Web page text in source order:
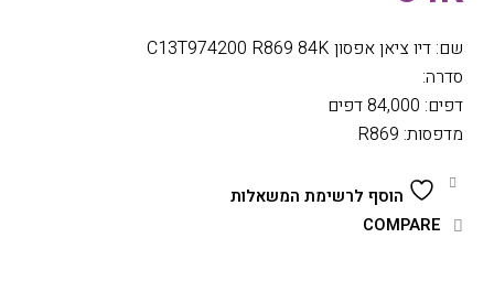
שם: דיו ציאן אפסון C13T974200 R869 84K
סדרה:
דפים: 84,000 דפים
מדפסות: R869
הוסף לרשימת המשאלות
COMPARE